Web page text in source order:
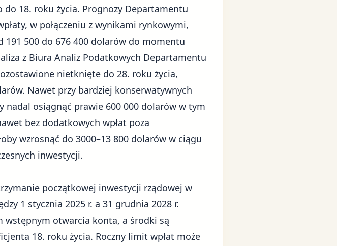
do 18. roku życia. Prognozy Departamentu
w połączeniu z wynikami rynkowymi,
500 do 676 400 dolarów do momentu
z Biura Analiz Podatkowych Departamentu
nietknięte do 28. roku życia,
Nawet przy bardziej konserwatywnych
nadal osiągnąć prawie 600 000 dolarów w tym
bez dodatkowych wpłat poza
wzrosnąć do 3000–13 800 dolarów w ciągu
inwestycji.
początkowej inwestycji rządowej w
1 stycznia 2025 r. a 31 grudnia 2028 r.
wstępnym otwarcia konta, a środki są
18. roku życia. Roczny limit wpłat może